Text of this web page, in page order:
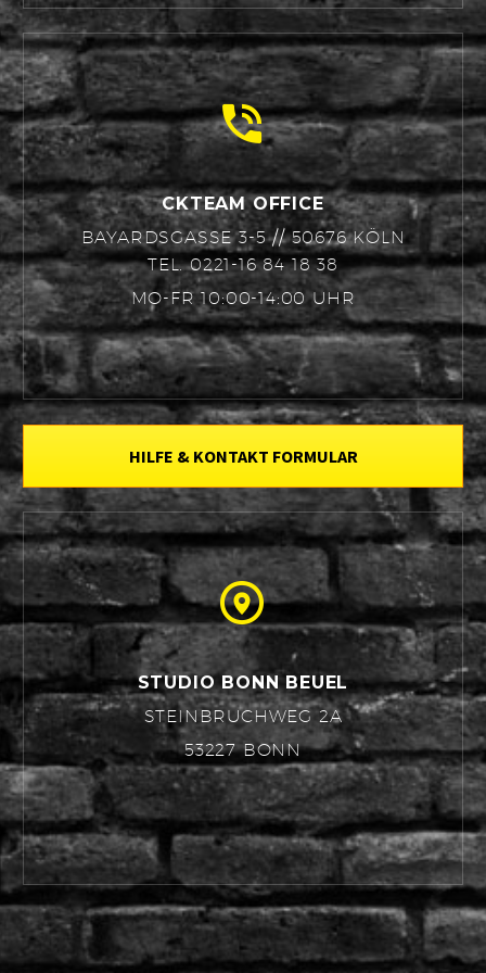


CKTEAM OFFICE
BAYARDSGASSE 3-5 // 50676 KÖLN
TEL. 0221-16 84 18 38
MO-FR 10:00-14:00 UHR
HILFE & KONTAKT FORMULAR


STUDIO BONN BEUEL
STEINBRUCHWEG 2A
53227 BONN